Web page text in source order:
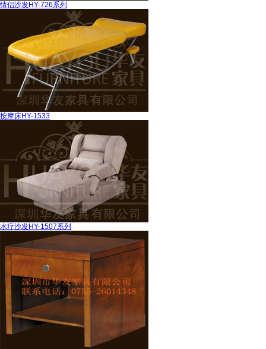
情侣沙发HY-726系列
按摩床HY-1533
水疗沙发HY-1507系列